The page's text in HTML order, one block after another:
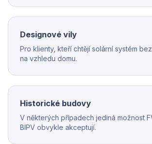
Designové vily
Pro klienty, kteří chtějí solární systém
na vzhledu domu.
Historické budovy
V některých případech jediná možnost
BIPV obvykle akceptují.